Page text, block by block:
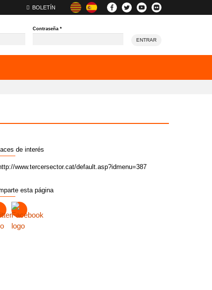
BOLETÍN
Contraseña*
ENTRAR
de interés
www.tercersector.cat/default.asp?idmenu=387
esta página